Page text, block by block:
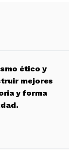
ético y
mejores
y forma